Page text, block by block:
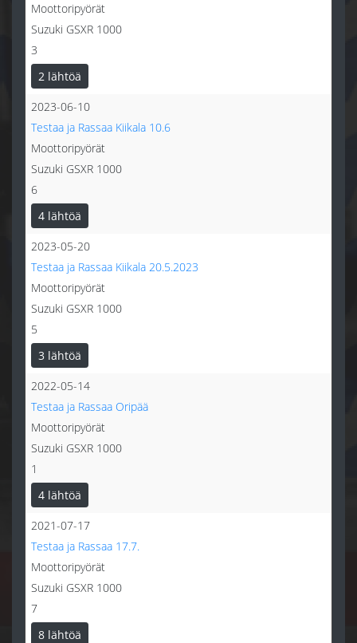
Moottoripyörät
Suzuki GSXR 1000
3
2 lähtöä
2023-06-10
Testaa ja Rassaa Kiikala 10.6
Moottoripyörät
Suzuki GSXR 1000
6
4 lähtöä
2023-05-20
Testaa ja Rassaa Kiikala 20.5.2023
Moottoripyörät
Suzuki GSXR 1000
5
3 lähtöä
2022-05-14
Testaa ja Rassaa Oripää
Moottoripyörät
Suzuki GSXR 1000
1
4 lähtöä
2021-07-17
Testaa ja Rassaa 17.7.
Moottoripyörät
Suzuki GSXR 1000
7
8 lähtöä